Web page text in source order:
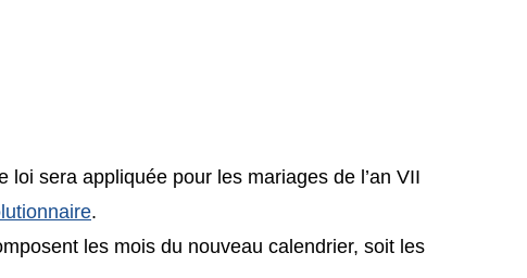
sera appliquée pour les mariages de l’an VII
.
les mois du nouveau calendrier, soit les